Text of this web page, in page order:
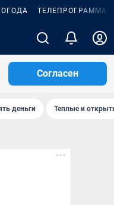
ТЕЛЕПРОГРАММА
Согласен
деньги Теплые и